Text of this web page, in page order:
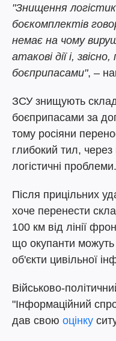
"Знищення
боєкомплектів
немає на чому
атакові дії і,
боєприпасами", –
ЗСУ знищують
боєприпасами за
тому росіяни
глибокий тил,
логістичні проблеми.
Після прицільних
хоче перенести
100 км від лінії
що окупанти можуть
об'єкти цивільної
Військово-
"Інформаційний
дав свою оцінку